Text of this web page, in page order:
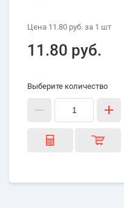
Цена 11.80 руб. за 1 шт
11.80 руб.
Выберите количество